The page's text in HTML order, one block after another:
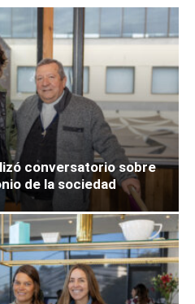
conversatorio sobre
de la sociedad